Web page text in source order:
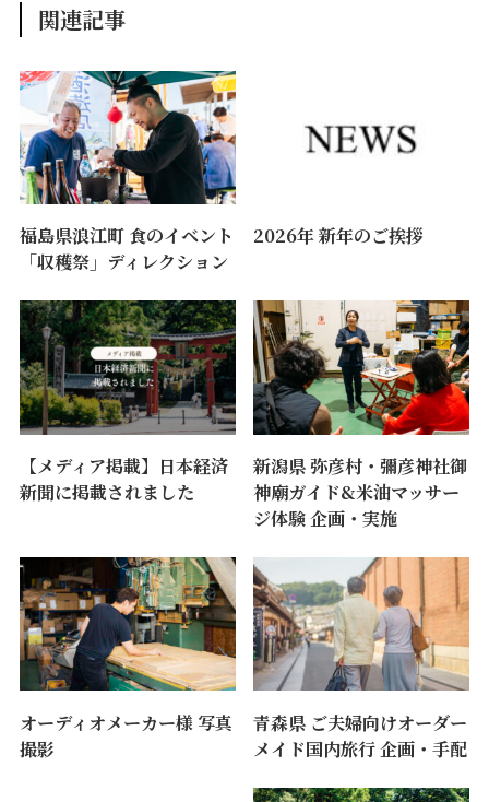
関連記事
福島県浪江町 食のイベント
「収穫祭」ディレクション
2026年 新年のご挨拶
【メディア掲載】日本経済
新聞に掲載されました
新潟県 弥彦村・彌彦神社御
神廟ガイド&米油マッサー
ジ体験 企画・実施
オーディオメーカー様 写真
撮影
青森県 ご夫婦向けオーダー
メイド国内旅行 企画・手配